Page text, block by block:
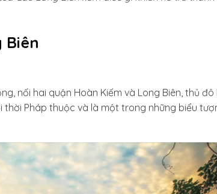
Biên
nối hai quận Hoàn Kiếm và Long Biên, thủ
Pháp thuộc và là một trong những biểu